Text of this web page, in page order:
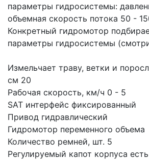
параметры гидросистемы:
объемная скорость потока 50 -
Конкретный гидромотор
параметры гидросистемы
Измельчает траву, ветки и
см 20
Рабочая скорость, км/ч 0 - 5
SAT интерфейс фиксированный
Привод гидравлический
Гидромотор переменного объема
Количество ремней, шт. 5
Регулируемый капот корпуса есть